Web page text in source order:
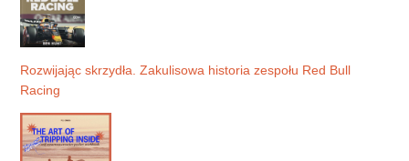
Rozwijając skrzydła. Zakulisowa historia zespołu Red Bull
Racing